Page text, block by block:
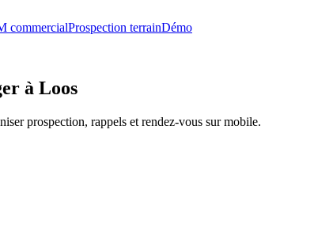
commercialProspection terrainDémo
à Loos
prospection, rappels et rendez-vous sur mobile.